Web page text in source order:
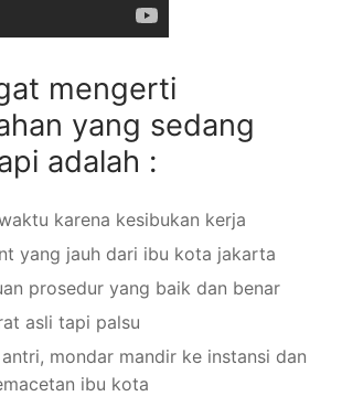
mengerti
yang sedang
adalah :
karena kesibukan kerja
yang jauh dari ibu kota jakarta
prosedur yang baik dan benar
asli tapi palsu
mondar mandir ke instansi dan
ibu kota